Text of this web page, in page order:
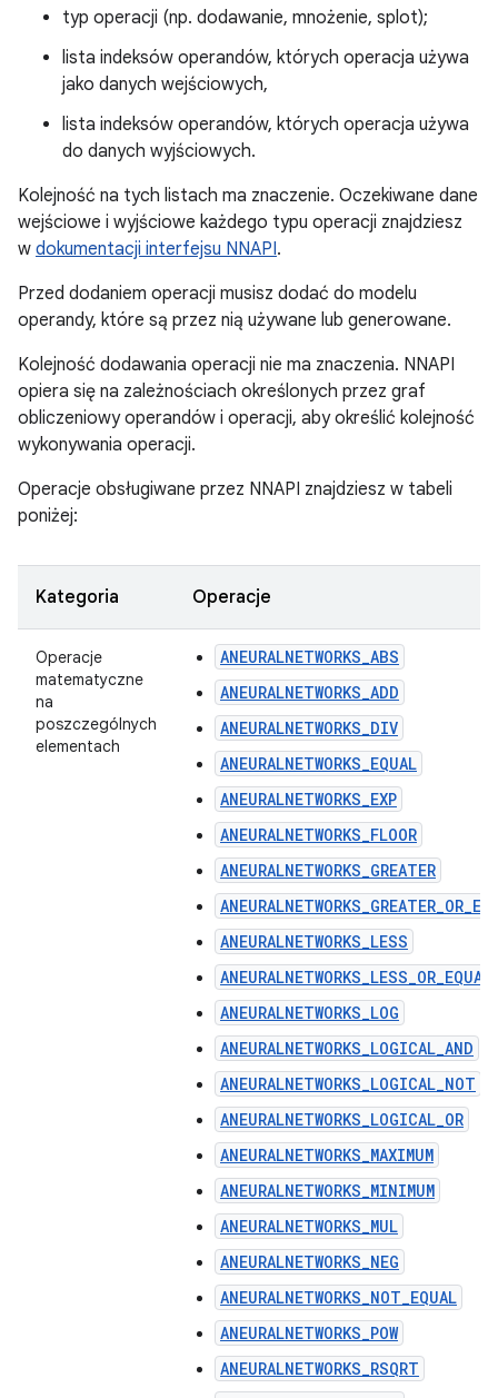
typ operacji (np. dodawanie, mnożenie, splot);
lista indeksów operandów, których operacja używa
jako danych wejściowych,
lista indeksów operandów, których operacja używa
do danych wyjściowych.
Kolejność na tych listach ma znaczenie. Oczekiwane dane
wejściowe i wyjściowe każdego typu operacji znajdziesz
w dokumentacji interfejsu NNAPI.
Przed dodaniem operacji musisz dodać do modelu
operandy, które są przez nią używane lub generowane.
Kolejność dodawania operacji nie ma znaczenia. NNAPI
opiera się na zależnościach określonych przez graf
obliczeniowy operandów i operacji, aby określić kolejność
wykonywania operacji.
Operacje obsługiwane przez NNAPI znajdziesz w tabeli
poniżej:
Kategoria Operacje
Operacje
matematyczne
na
poszczególnych
elementach
ANEURALNETWORKS_ABS
ANEURALNETWORKS_ADD
ANEURALNETWORKS_DIV
ANEURALNETWORKS_EQUAL
ANEURALNETWORKS_EXP
ANEURALNETWORKS_FLOOR
ANEURALNETWORKS_GREATER
ANEURALNETWORKS_LESS
ANEURALNETWORKS_LESS_OR_EQUAL
ANEURALNETWORKS_LOG
ANEURALNETWORKS_LOGICAL_AND
ANEURALNETWORKS_LOGICAL_NOT
ANEURALNETWORKS_LOGICAL_OR
ANEURALNETWORKS_MAXIMUM
ANEURALNETWORKS_MINIMUM
ANEURALNETWORKS_MUL
ANEURALNETWORKS_NEG
ANEURALNETWORKS_NOT_EQUAL
ANEURALNETWORKS_POW
ANEURALNETWORKS_RSQRT